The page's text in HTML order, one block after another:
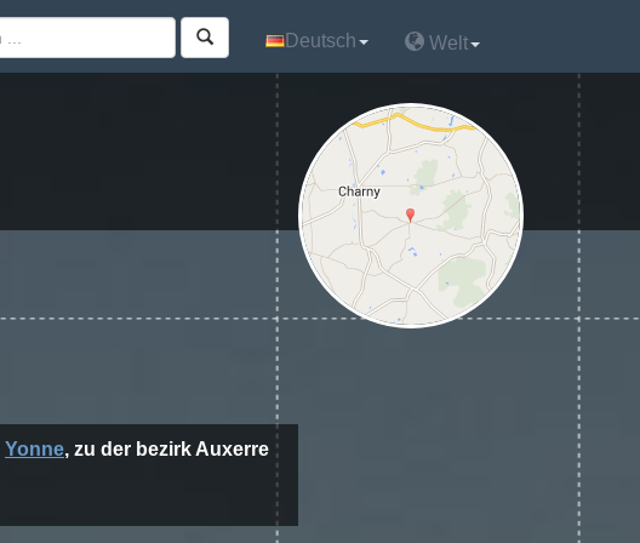
Deutsch Welt
Yonne, zu der bezirk Auxerre
Deutsch Welt